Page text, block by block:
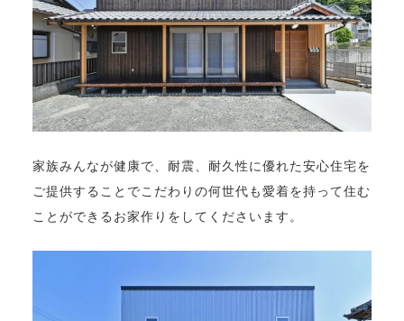
家族みんなが健康で、耐震、耐久性に優れた安心住宅を
ご提供することでこだわりの何世代も愛着を持って住む
ことができるお家作りをしてくださいます。